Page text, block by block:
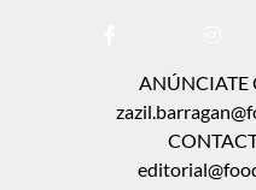
ANÚNCIATE